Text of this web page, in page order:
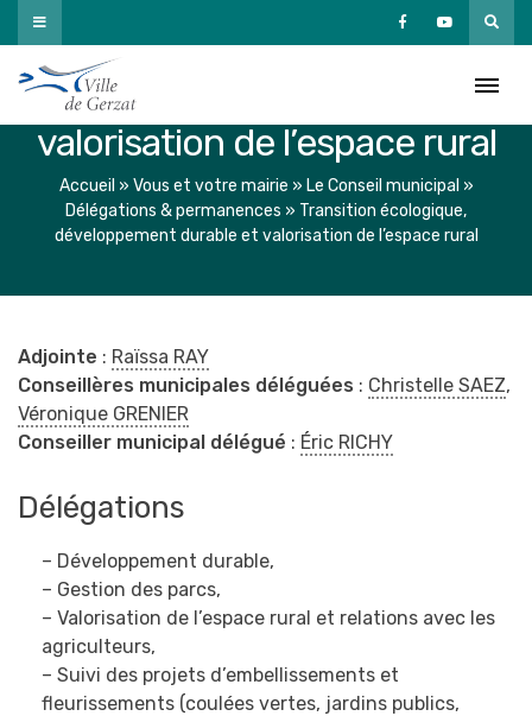
Passer
au
contenu Transition écologique,
développement durable et
valorisation de l’espace rural
Accueil » Vous et votre mairie » Le Conseil municipal »
Délégations & permanences » Transition écologique,
développement durable et valorisation de l’espace rural
Adjointe : Raïssa RAY
Conseillères municipales déléguées : Christelle SAEZ,
Véronique GRENIER
Conseiller municipal délégué : Éric RICHY
Délégations
– Développement durable,
– Gestion des parcs,
– Valorisation de l’espace rural et relations avec les
agriculteurs,
– Suivi des projets d’embellissements et
fleurissements (coulées vertes, jardins publics,